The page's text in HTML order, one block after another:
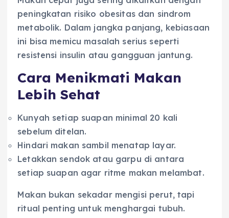
peningkatan risiko obesitas dan sindrom
metabolik. Dalam jangka panjang, kebiasaan
ini bisa memicu masalah serius seperti
resistensi insulin atau gangguan jantung.
Cara Menikmati Makan
Lebih Sehat
Kunyah setiap suapan minimal 20 kali
sebelum ditelan.
Hindari makan sambil menatap layar.
Letakkan sendok atau garpu di antara
setiap suapan agar ritme makan melambat.
Makan bukan sekadar mengisi perut, tapi
ritual penting untuk menghargai tubuh.